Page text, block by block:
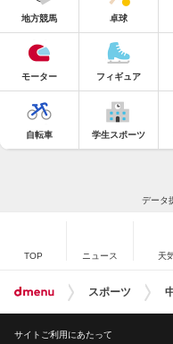
地方競馬 卓球
モーター フィギュア
自転車 学生スポーツ
データ
TOP ニュース 天
スポーツ
サイトご利用にあたって